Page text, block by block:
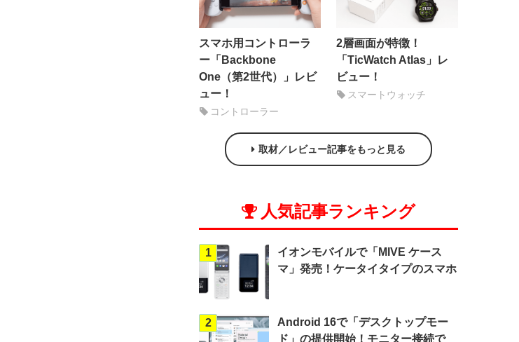
スマホ用コントローラ
ー「Backbone
One（第2世代）」レビ
ュー！
コントローラー
2層画面が特徴！
「TicWatch Atlas」レ
ビュー！
スマートウォッチ
取材／レビュー記事をもっと見る
人気記事ランキング
1
イオンモバイルで「MIVE ケース
マ」発売！ケータイタイプのスマホ
2
Android 16で「デスクトップモー
ド」の提供開始！モニター接続で